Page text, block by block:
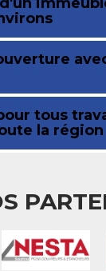
tous
la région